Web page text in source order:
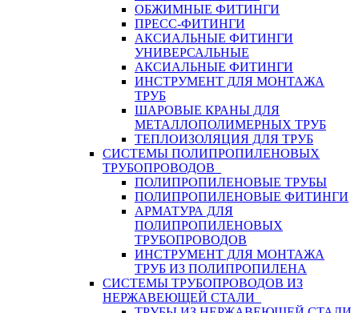
ОБЖИМНЫЕ ФИТИНГИ
ПРЕСС-ФИТИНГИ
АКСИАЛЬНЫЕ ФИТИНГИ
УНИВЕРСАЛЬНЫЕ
АКСИАЛЬНЫЕ ФИТИНГИ
ИНСТРУМЕНТ ДЛЯ МОНТАЖА
ТРУБ
ШАРОВЫЕ КРАНЫ ДЛЯ
МЕТАЛЛОПОЛИМЕРНЫХ ТРУБ
ТЕПЛОИЗОЛЯЦИЯ ДЛЯ ТРУБ
СИСТЕМЫ ПОЛИПРОПИЛЕНОВЫХ
ТРУБОПРОВОДОВ
ПОЛИПРОПИЛЕНОВЫЕ ТРУБЫ
ПОЛИПРОПИЛЕНОВЫЕ ФИТИНГИ
АРМАТУРА ДЛЯ
ПОЛИПРОПИЛЕНОВЫХ
ТРУБОПРОВОДОВ
ИНСТРУМЕНТ ДЛЯ МОНТАЖА
ТРУБ ИЗ ПОЛИПРОПИЛЕНА
СИСТЕМЫ ТРУБОПРОВОДОВ ИЗ
НЕРЖАВЕЮЩЕЙ СТАЛИ